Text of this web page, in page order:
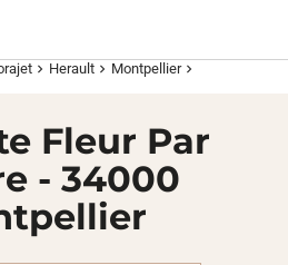
chevron_right Herault chevron_right Montpellierchevron_right
Fleur Par
- 34000